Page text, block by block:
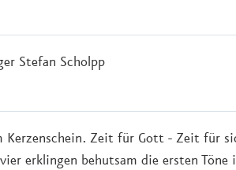
Stefan Scholpp
Kerzenschein. Zeit für Gott - Zeit für
erklingen behutsam die ersten Töne